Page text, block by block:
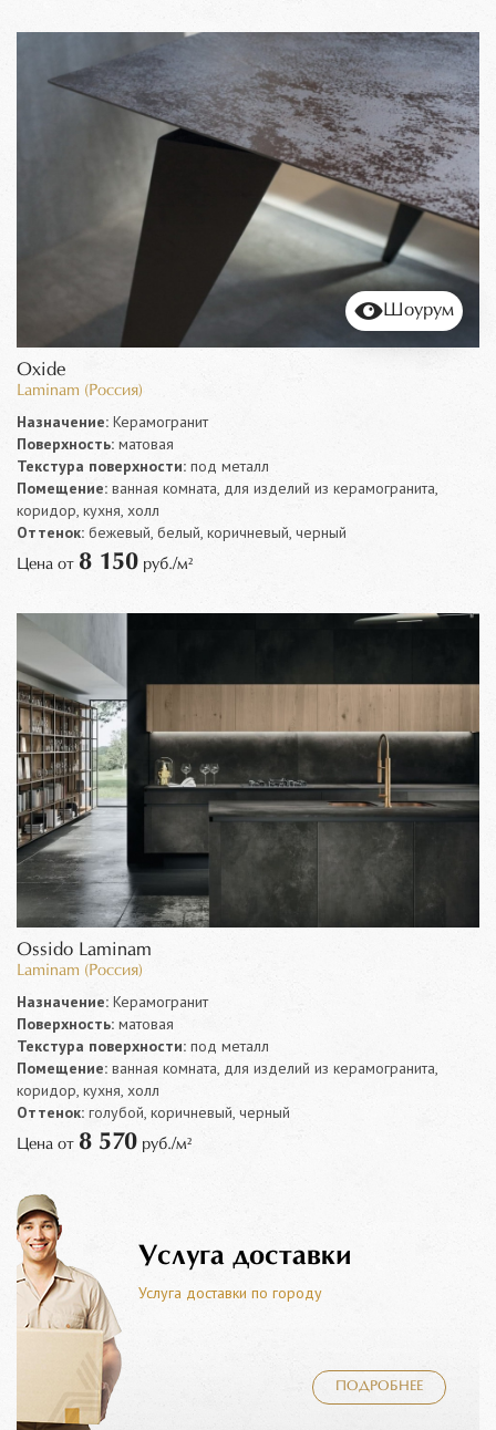
Шоурум
Oxide
Laminam (Россия)
Назначение: Керамогранит
Поверхность: матовая
Текстура поверхности: под металл
Помещение: ванная комната, для изделий из керамогранита,
коридор, кухня, холл
Оттенок: бежевый, белый, коричневый, черный
Цена от 8 150 руб./м²
Ossido Laminam
Laminam (Россия)
Назначение: Керамогранит
Поверхность: матовая
Текстура поверхности: под металл
Помещение: ванная комната, для изделий из керамогранита,
коридор, кухня, холл
Оттенок: голубой, коричневый, черный
Цена от 8 570 руб./м²
Услуга доставки
Услуга доставки по городу
ПОДРОБНЕЕ